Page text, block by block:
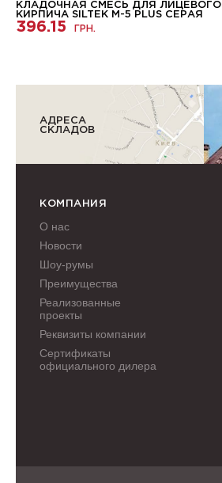
КЛАДОЧНАЯ СМЕСЬ ДЛЯ ЛИЦЕВОГО
КИРПИЧА SILTEK М-5 PLUS СЕРАЯ
396.15 ГРН.
АДРЕСА
СКЛАДОВ
КОМПАНИЯ
О нас
Новости
Шоу-румы
Преимущества
Реализованные
проекты
Реквизиты компании
Сертификаты
официального дилера